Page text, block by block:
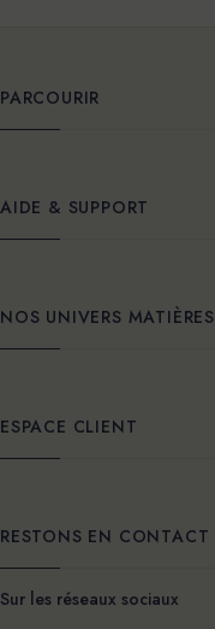
PARCOURIR
AIDE & SUPPORT
NOS UNIVERS MATIÈRES
ESPACE CLIENT
RESTONS EN CONTACT
Sur les réseaux sociaux